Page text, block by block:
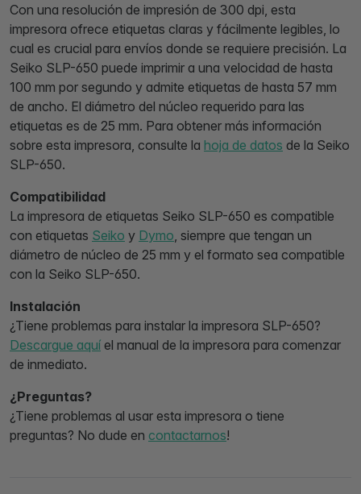
Con una resolución de impresión de 300 dpi, esta
impresora ofrece etiquetas claras y fácilmente legibles, lo
cual es crucial para envíos donde se requiere precisión. La
Seiko SLP-650 puede imprimir a una velocidad de hasta
100 mm por segundo y admite etiquetas de hasta 57 mm
de ancho. El diámetro del núcleo requerido para las
etiquetas es de 25 mm. Para obtener más información
sobre esta impresora, consulte la hoja de datos de la Seiko
SLP-650.
Compatibilidad
La impresora de etiquetas Seiko SLP-650 es compatible
con etiquetas Seiko y Dymo, siempre que tengan un
diámetro de núcleo de 25 mm y el formato sea compatible
con la Seiko SLP-650.
Instalación
¿Tiene problemas para instalar la impresora SLP-650?
Descargue aquí el manual de la impresora para comenzar
de inmediato.
¿Preguntas?
¿Tiene problemas al usar esta impresora o tiene
preguntas? No dude en contactarnos!